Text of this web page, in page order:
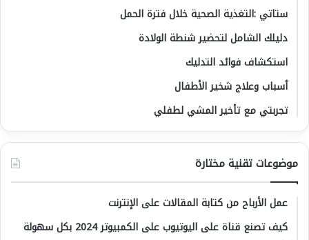
ستاتي :التغذية الصحية خلال فترة الحمل
دليلك الشامل لتحضير شنطة الولادة
استكشاف فوائد التدليك
أسباب وعلاج شخير الأطفال
تجربتي مع تأخير المشي لطفلي
موضوعات تقنية مختارة
عمل الأرباح من كتابة المقالات على الإنترنت
كيف تصنع قناة على اليوتيوب على الكمبيوتر 2024 بكل سهولة